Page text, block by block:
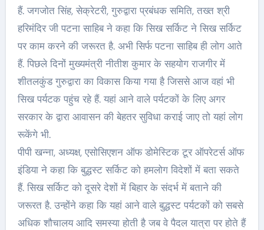
हैं. जगजोत सिंह, सेक्रेटरी, गुरुद्वारा प्रबंधक समिति, तख्त श्री
हरिमंदिर जी पटना साहिब ने कहा कि सिख सर्किट ने सिख सर्किट
पर काम करने की जरूरत है. अभी सिर्फ पटना साहिब ही लोग आते
हैं. पिछले दिनों मुख्यमंत्री नीतीश कुमार के सहयोग राजगीर में
शीतलकुंड गुरुद्वारा का विकास किया गया है जिससे आज वहां भी
सिख पर्यटक पहुंच रहे हैं. यहां आने वाले पर्यटकों के लिए अगर
सरकार के द्वारा आवासन की बेहतर सुविधा कराई जाए तो यहां लोग
रूकेंगे भी.
पीपी खन्ना, अध्यक्ष, एसोसिएशन ऑफ डोमेस्टिक टूर ऑपरेटर्स ऑफ
इंडिया ने कहा कि बुद्धस्ट सर्किट को हमलोग विदेशों में बता सकते
हैं. सिख सर्किट को दूसरे देशों में बिहार के संदर्भ में बताने की
जरूरत है. उन्होंने कहा कि यहां आने वाले बुद्धस्ट पर्यटकों को सबसे
अधिक शौचालय आदि समस्या होती है जब वे पैदल यात्रा पर होते हैं